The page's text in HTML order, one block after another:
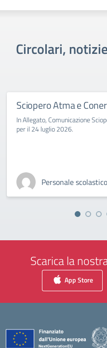
Circolari,
Sciopero Atma e
In Allegato, Comunicazione
per il 24 luglio 2026.
Personale scolastico
Scarica la
App Store